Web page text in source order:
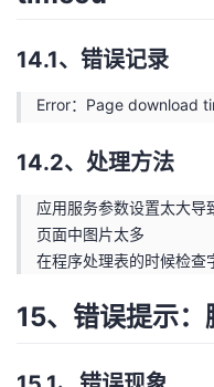
的
我
技
的
14.1、错误记录
Error：Page download
14.2、处理方法
应用服务参数设置太大导
页面中图片太多
在程序处理表的时候检查
15、错误提示